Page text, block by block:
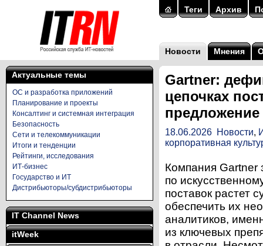
Теги Архив
Новости Мнения
Актуальные темы
ОС и разработка приложений
Планирование и проекты
Консалтинг и системная интеграция
Безопасность
Сети и телекоммуникации
Итоги и тенденции
Рейтинги, исследования
ИТ-бизнес
Государство и ИТ
Дистрибьюторы/субдистрибьюторы
IT Channel News
itWeek
Gartner:
цепочках
предложение
18.06.2026 Новости,
корпоративная
Компания Gartner
по
поставок растет
обеспечить их
аналитиков,
из ключевых